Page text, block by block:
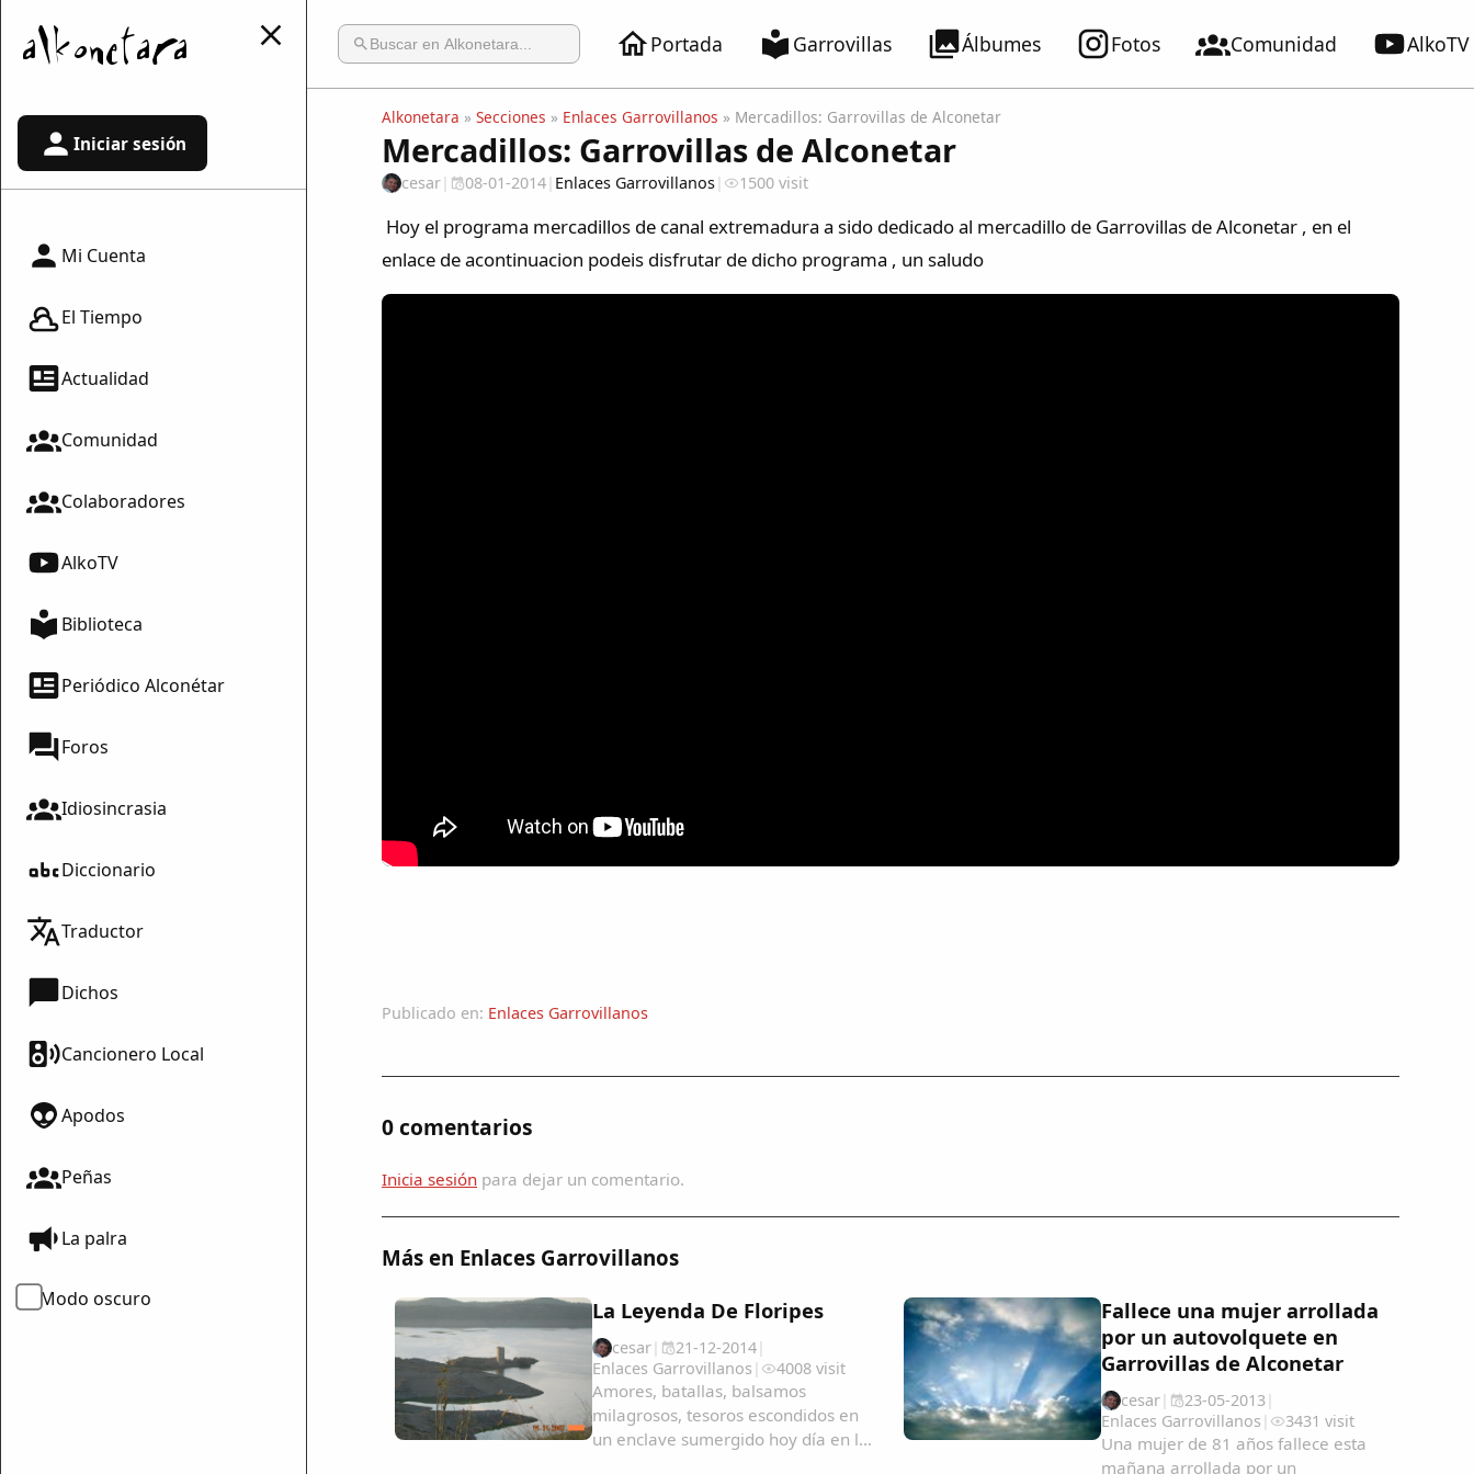
Portada Garrovillas Álbumes Fotos Comunidad AlkoTV
Iniciar sesión
Mi Cuenta
El Tiempo
Actualidad
Comunidad
Colaboradores
AlkoTV
Biblioteca
Periódico Alconétar
Foros
Idiosincrasia
Diccionario
Traductor
Dichos
Cancionero Local
Apodos
Peñas
La palra
Modo oscuro
Alkonetara » Secciones » Enlaces Garrovillanos » Mercadillos: Garrovillas de Alconetar
Mercadillos: Garrovillas de Alconetar
cesar| 08-01-2014| Enlaces Garrovillanos| 1500 visit
Hoy el programa mercadillos de canal extremadura a sido dedicado al mercadillo de Garrovillas de Alconetar , en el
enlace de acontinuacion podeis disfrutar de dicho programa , un saludo
Publicado en: Enlaces Garrovillanos
0 comentarios
Inicia sesión para dejar un comentario.
Más en Enlaces Garrovillanos
La Leyenda De Floripes
cesar| 21-12-2014|
Enlaces Garrovillanos | 4008 visit
Amores, batallas, balsamos
milagrosos, tesoros escondidos en
un enclave sumergido hoy día en las
Fallece una mujer arrollada
por un autovolquete en
Garrovillas de Alconetar
cesar| 23-05-2013|
Enlaces Garrovillanos | 3431 visit
Una mujer de 81 años fallece esta
mañana arrollada por un